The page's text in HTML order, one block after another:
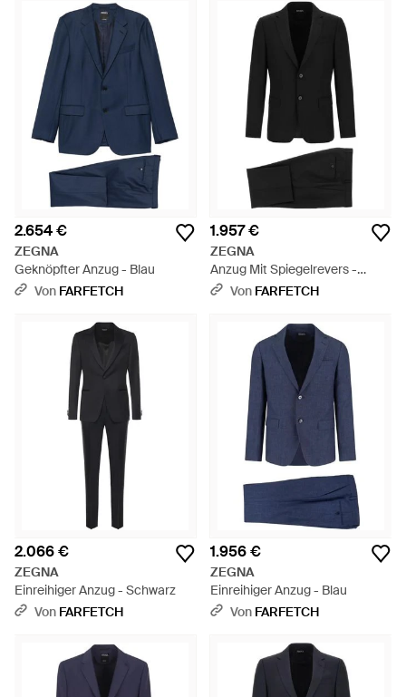
2.654 €
ZEGNA
Geknöpfter Anzug - Blau
Von FARFETCH
1.957 €
ZEGNA
Anzug Mit Spiegelrevers -
Schwarz
Von FARFETCH
2.066 €
ZEGNA
Einreihiger Anzug - Schwarz
Von FARFETCH
1.956 €
ZEGNA
Einreihiger Anzug - Blau
Von FARFETCH